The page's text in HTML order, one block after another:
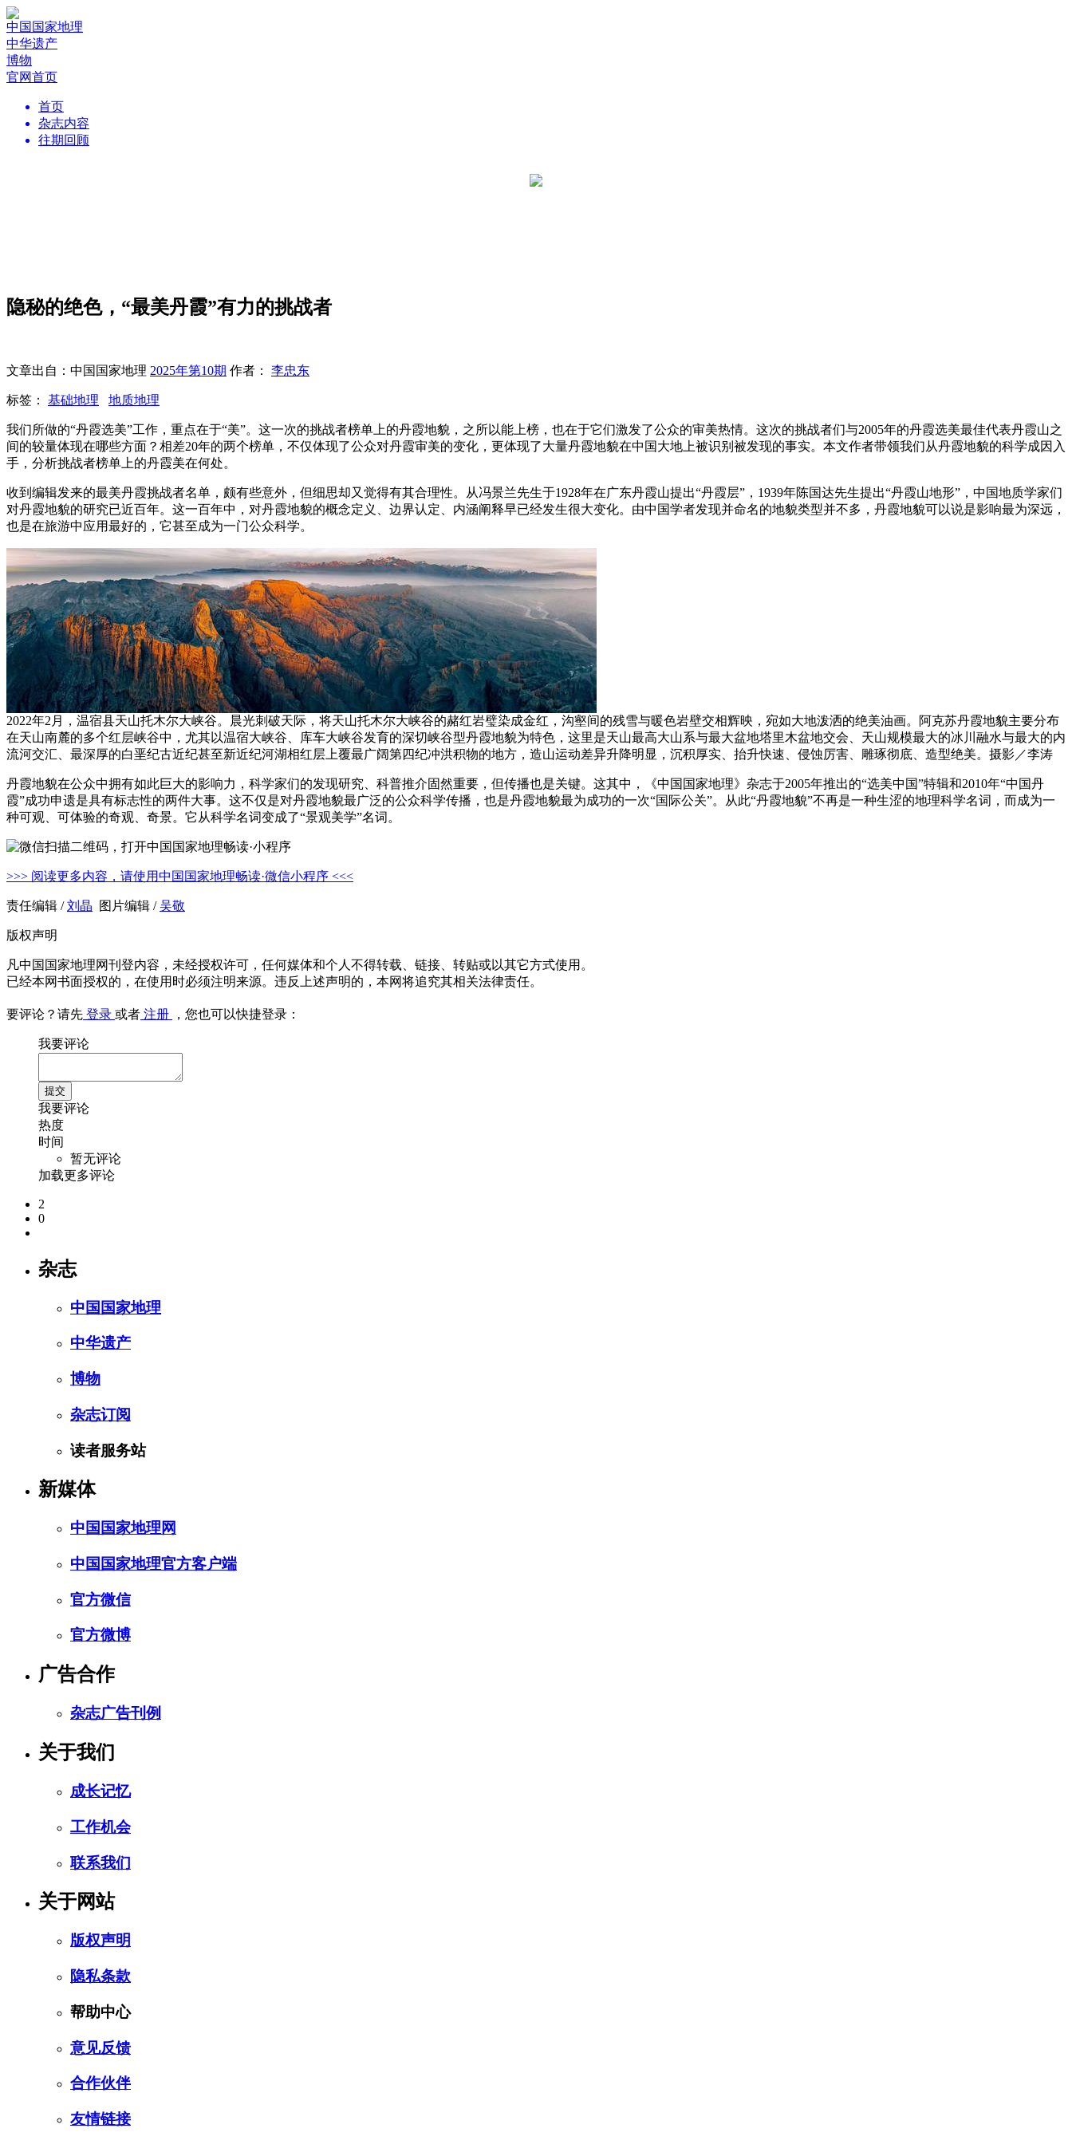
中国国家地理
中华遗产
博物
官网首页
首页
杂志内容
往期回顾
隐秘的绝色，“最美丹霞”有力的挑战者
文章出自：中国国家地理 2025年第10期 作者： 李忠东
标签： 基础地理 地质地理
我们所做的“丹霞选美”工作，重点在于“美”。这一次的挑战者榜单上的丹霞地貌，之所以能上榜，也在于它们激发了公众的审美热情。这次的挑战者们与2005年的丹霞选美最佳代表丹霞山之
间的较量体现在哪些方面？相差20年的两个榜单，不仅体现了公众对丹霞审美的变化，更体现了大量丹霞地貌在中国大地上被识别被发现的事实。本文作者带领我们从丹霞地貌的科学成因入
手，分析挑战者榜单上的丹霞美在何处。
收到编辑发来的最美丹霞挑战者名单，颇有些意外，但细思却又觉得有其合理性。从冯景兰先生于1928年在广东丹霞山提出“丹霞层”，1939年陈国达先生提出“丹霞山地形”，中国地质学家们
对丹霞地貌的研究已近百年。这一百年中，对丹霞地貌的概念定义、边界认定、内涵阐释早已经发生很大变化。由中国学者发现并命名的地貌类型并不多，丹霞地貌可以说是影响最为深远，
也是在旅游中应用最好的，它甚至成为一门公众科学。
2022年2月，温宿县天山托木尔大峡谷。晨光刺破天际，将天山托木尔大峡谷的赭红岩璧染成金红，沟壑间的残雪与暖色岩壁交相辉映，宛如大地泼洒的绝美油画。阿克苏丹霞地貌主要分布
在天山南麓的多个红层峡谷中，尤其以温宿大峡谷、库车大峡谷发育的深切峡谷型丹霞地貌为特色，这里是天山最高大山系与最大盆地塔里木盆地交会、天山规模最大的冰川融水与最大的内
流河交汇、最深厚的白垩纪古近纪甚至新近纪河湖相红层上覆最广阔第四纪冲洪积物的地方，造山运动差异升降明显，沉积厚实、抬升快速、侵蚀厉害、雕琢彻底、造型绝美。摄影／李涛
丹霞地貌在公众中拥有如此巨大的影响力，科学家们的发现研究、科普推介固然重要，但传播也是关键。这其中，《中国国家地理》杂志于2005年推出的“选美中国”特辑和2010年“中国丹
霞”成功申遗是具有标志性的两件大事。这不仅是对丹霞地貌最广泛的公众科学传播，也是丹霞地貌最为成功的一次“国际公关”。从此“丹霞地貌”不再是一种生涩的地理科学名词，而成为一
种可观、可体验的奇观、奇景。它从科学名词变成了“景观美学”名词。
>>> 阅读更多内容，请使用中国国家地理畅读·微信小程序 <<<
责任编辑 /刘晶 图片编辑 /吴敬
版权声明
凡中国国家地理网刊登内容，未经授权许可，任何媒体和个人不得转载、链接、转贴或以其它方式使用。
已经本网书面授权的，在使用时必须注明来源。违反上述声明的，本网将追究其相关法律责任。
要评论？请先 登录 或者 注册 ，您也可以快捷登录：
我要评论
我要评论
热度
时间
暂无评论
加载更多评论
2
0
杂志
中国国家地理
中华遗产
博物
杂志订阅
读者服务站
新媒体
中国国家地理网
中国国家地理官方客户端
官方微信
官方微博
广告合作
杂志广告刊例
关于我们
成长记忆
工作机会
联系我们
关于网站
版权声明
隐私条款
帮助中心
意见反馈
合作伙伴
友情链接